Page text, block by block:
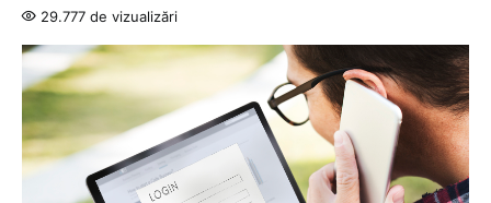
29.777 de vizualizări